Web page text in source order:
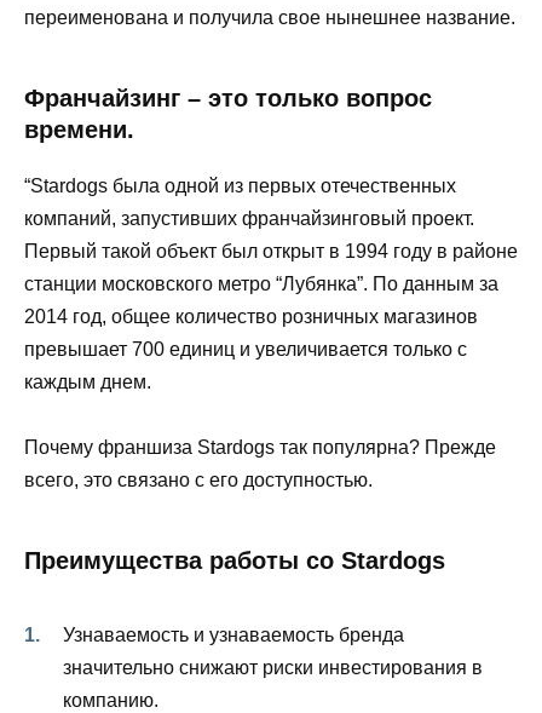
переименована и получила свое нынешнее название.
Франчайзинг – это только вопрос
времени.
“Stardogs была одной из первых отечественных
компаний, запустивших франчайзинговый проект.
Первый такой объект был открыт в 1994 году в районе
станции московского метро “Лубянка”. По данным за
2014 год, общее количество розничных магазинов
превышает 700 единиц и увеличивается только с
каждым днем.
Почему франшиза Stardogs так популярна? Прежде
всего, это связано с его доступностью.
Преимущества работы со Stardogs
Узнаваемость и узнаваемость бренда
значительно снижают риски инвестирования в
компанию.